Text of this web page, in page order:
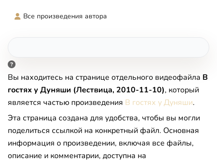
Все произведения автора
Вы находитесь на странице отдельного видеофайла В
гостях у Дуняши (Лествица, 2010-11-10), который
является частью произведения В гостях у Дуняши.
Эта страница создана для удобства, чтобы вы могли
поделиться ссылкой на конкретный файл. Основная
информация о произведении, включая все файлы,
описание и комментарии, доступна на